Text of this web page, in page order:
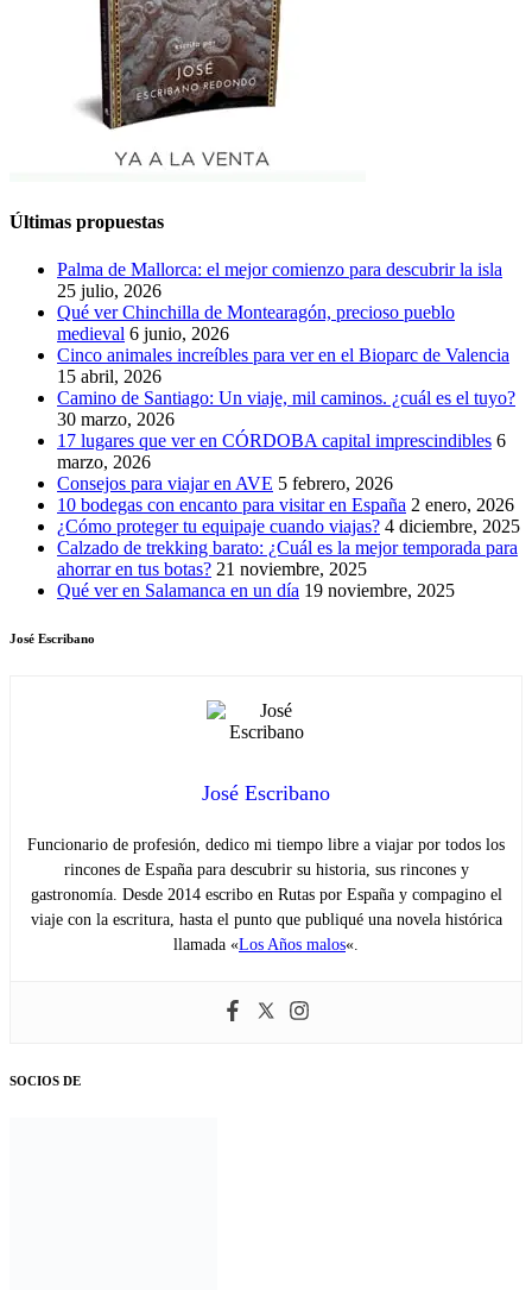
Últimas propuestas
Palma de Mallorca: el mejor comienzo para descubrir la isla
25 julio, 2026
Qué ver Chinchilla de Montearagón, precioso pueblo
medieval 6 junio, 2026
Cinco animales increíbles para ver en el Bioparc de Valencia
15 abril, 2026
Camino de Santiago: Un viaje, mil caminos. ¿cuál es el tuyo?
30 marzo, 2026
17 lugares que ver en CÓRDOBA capital imprescindibles 6
marzo, 2026
Consejos para viajar en AVE 5 febrero, 2026
10 bodegas con encanto para visitar en España 2 enero, 2026
¿Cómo proteger tu equipaje cuando viajas? 4 diciembre, 2025
Calzado de trekking barato: ¿Cuál es la mejor temporada para
ahorrar en tus botas? 21 noviembre, 2025
Qué ver en Salamanca en un día 19 noviembre, 2025
José Escribano
José Escribano
Funcionario de profesión, dedico mi tiempo libre a viajar por todos los
rincones de España para descubrir su historia, sus rincones y
gastronomía. Desde 2014 escribo en Rutas por España y compagino el
viaje con la escritura, hasta el punto que publiqué una novela histórica
llamada «Los Años malos«.
SOCIOS DE